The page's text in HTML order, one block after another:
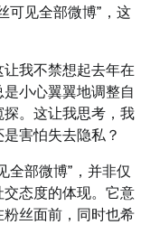
可见全部微博”，这
我不禁想起去年在
小心翼翼地调整自
。这让我思考，我
害怕失去隐私？
全部微博”，并非仅
态度的体现。它意
丝面前，同时也希